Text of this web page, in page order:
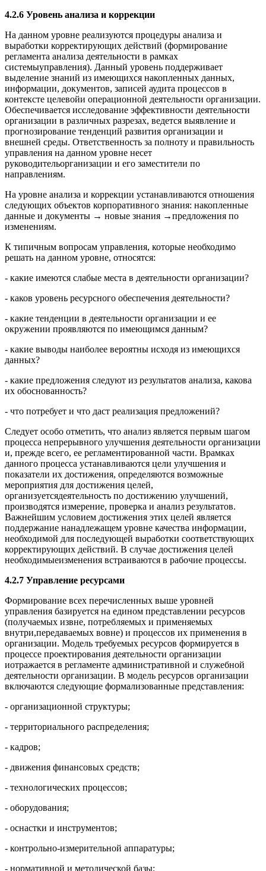
4.2.6 Уровень анализа и коррекции
На данном уровне реализуются процедуры анализа и
выработки корректирующих действий (формирование
регламента анализа деятельности в рамках
системыуправления). Данный уровень поддерживает
выделение знаний из имеющихся накопленных данных,
информации, документов, записей аудита процессов в
контексте целевойи операционной деятельности организации.
Обеспечивается исследование эффективности деятельности
организации в различных разрезах, ведется выявление и
прогнозирование тенденций развития организации и
внешней среды. Ответственность за полноту и правильность
управления на данном уровне несет
руководительорганизации и его заместители по
направлениям.
На уровне анализа и коррекции устанавливаются отношения
следующих объектов корпоративного знания: накопленные
данные и документы → новые знания →предложения по
изменениям.
К типичным вопросам управления, которые необходимо
решать на данном уровне, относятся:
- какие имеются слабые места в деятельности организации?
- каков уровень ресурсного обеспечения деятельности?
- какие тенденции в деятельности организации и ее
окружении проявляются по имеющимся данным?
- какие выводы наиболее вероятны исходя из имеющихся
данных?
- какие предложения следуют из результатов анализа, какова
их обоснованность?
- что потребует и что даст реализация предложений?
Следует особо отметить, что анализ является первым шагом
процесса непрерывного улучшения деятельности организации
и, прежде всего, ее регламентированной части. Врамках
данного процесса устанавливаются цели улучшения и
показатели их достижения, определяются возможные
мероприятия для достижения целей,
организуетсядеятельность по достижению улучшений,
производятся измерение, проверка и анализ результатов.
Важнейшим условием достижения этих целей является
поддержание нанадлежащем уровне качества информации,
необходимой для последующей выработки соответствующих
корректирующих действий. В случае достижения целей
необходимыеизменения встраиваются в рабочие процессы.
4.2.7 Управление ресурсами
Формирование всех перечисленных выше уровней
управления базируется на едином представлении ресурсов
(получаемых извне, потребляемых и применяемых
внутри,передаваемых вовне) и процессов их применения в
организации. Модель требуемых ресурсов формируется в
процессе проектирования деятельности организации
иотражается в регламенте административной и служебной
деятельности организации. В модель ресурсов организации
включаются следующие формализованные представления:
- организационной структуры;
- территориального распределения;
- кадров;
- движения финансовых средств;
- технологических процессов;
- оборудования;
- оснастки и инструментов;
- контрольно-измерительной аппаратуры;
- нормативной и методической базы;